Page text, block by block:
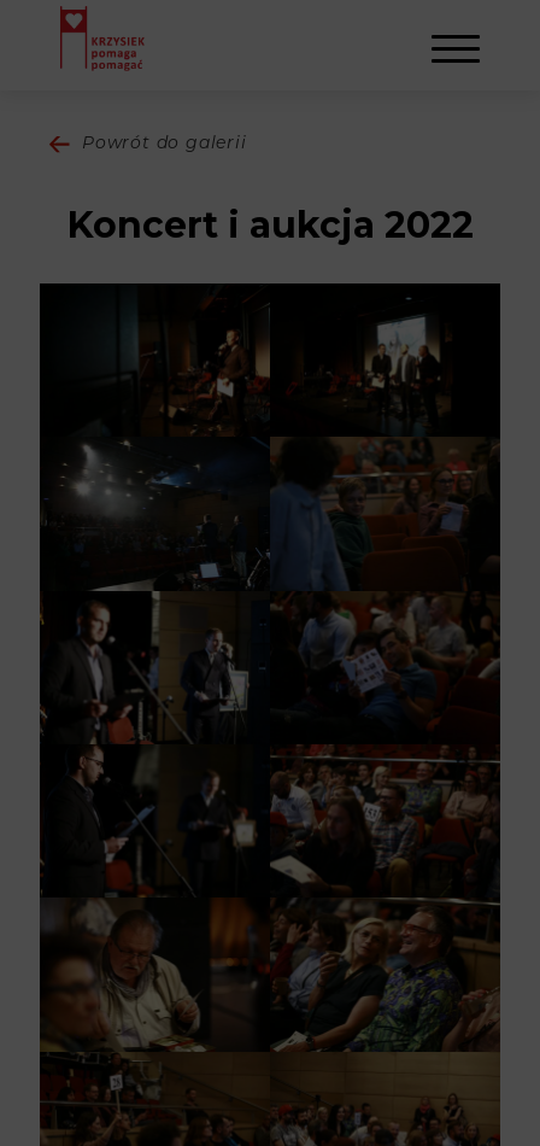
STOWARZYSZENIE
NAPISALI O NAS
GALERIA
NASI BENEFICJENCI
SULEJMAN
WYDARZENIA
KONTAKT
REJESTRACJA
Powrót do galerii
Koncert i aukcja 2022